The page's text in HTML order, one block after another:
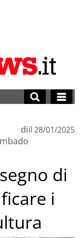
diil 28/01/2025
di
i